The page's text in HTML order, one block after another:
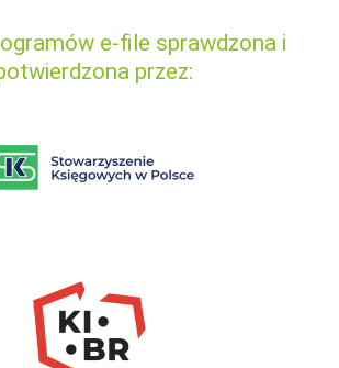
e-file sprawdzona i
przez: